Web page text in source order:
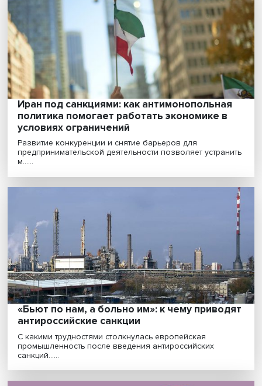
Олег Москвитин: как сохранить
между отечественными и иностранными
товаропроизводителями в условиях
В условиях беспрецедентных санкций и ухода из
западных компаний правительство реализовало ......
Небо в алмазах: антироссийская
повестка последовательно развивалась
минимум с 2018 года
Эксперты Центра средиземноморских исследований